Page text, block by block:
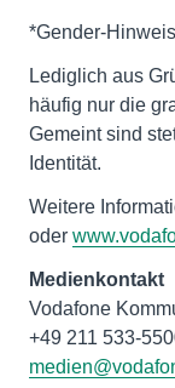
*Gender-Hinweis
Lediglich aus
häufig nur die
Gemeint sind
Identität.
Weitere
oder
Medienkontakt
Vodafone